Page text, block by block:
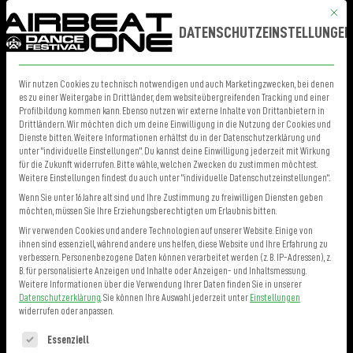
TICKETS MENÜ
ANFAHRT
VIP GOLD &
P10
PARKEN
Mit
DATENSCHUTZEINSTELLUNGEN
Wir nutzen Cookies zu technisch notwendigen und auch Marketingzwecken, bei denen
es zu einer Weitergabe in Drittländer, dem websiteübergreifenden Tracking und einer
Profilbildung kommen kann. Ebenso nutzen wir externe Inhalte von Drittanbietern in
Drittländern. Wir möchten dich um deine Einwilligung in die Nutzung der Cookies und
Dienste bitten. Weitere Informationen erhältst du in der Datenschutzerklärung und
unter "individuelle Einstellungen". Du kannst deine Einwilligung jederzeit mit Wirkung
für die Zukunft widerrufen. Bitte wähle, welchen Zwecken du zustimmen möchtest.
Weitere Einstellungen findest du auch unter "individuelle Datenschutzeinstellungen".
Wenn Sie unter 16 Jahre alt sind und Ihre Zustimmung zu freiwilligen Diensten geben
möchten, müssen Sie Ihre Erziehungsberechtigten um Erlaubnis bitten.
Wir verwenden Cookies und andere Technologien auf unserer Website. Einige von
ihnen sind essenziell, während andere uns helfen, diese Website und Ihre Erfahrung zu
verbessern. Personenbezogene Daten können verarbeitet werden (z. B. IP-Adressen), z.
B. für personalisierte Anzeigen und Inhalte oder Anzeigen- und Inhaltsmessung.
Weitere Informationen über die Verwendung Ihrer Daten finden Sie in unserer
Datenschutzerklärung Sie können Ihre Auswahl jederzeit unter Einstellungen
widerrufen oder anpassen.
Es folgt eine Liste der Service-Gruppen, für die eine Einwilligung erteilt
Essenziell